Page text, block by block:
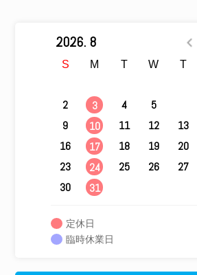
2026. 8
S M T W T
2
3 4 5
9
10 11 12 13
16
17 18 19 20
23
24 25 26 27
30
31
定休日
臨時休業日